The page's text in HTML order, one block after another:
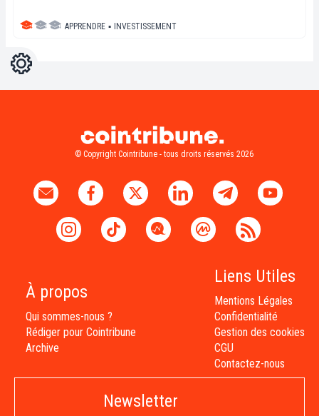
APPRENDRE ▪ INVESTISSEMENT
Réglages
© Copyright Cointribune - tous droits réservés 2026
À propos
Qui sommes-nous ?
Rédiger pour Cointribune
Archive
Liens Utiles
Mentions Légales
Confidentialité
Gestion des cookies
CGU
Contactez-nous
Newsletter